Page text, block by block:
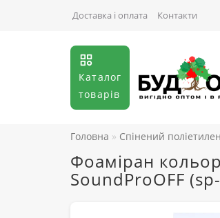
Доставка і оплата Контакти
Каталог
товарів
Головна Спінений поліетилен
Фоаміран
SoundProOFF